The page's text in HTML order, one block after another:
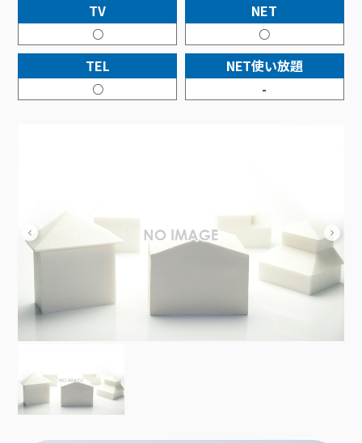
接続・設定⽅法
訪問サポート＆サポートパックサービス料⾦表
イベントカレンダー
講座のご案内
機器⼀覧
ポテトホーム防犯カメラ
オプションサービス
インターネットギガシェアプラン
オプションサービス
auスマートバリュー
auまとめトーク
料⾦プラン
機種⼀覧
オプションサービス
でんきトップ
ポラリンでんき×ポテト
ポテトでんき
暮らしを快適にするサービス
暮らしを快適にするサービストップ
ポテトライフメール
TV
○
NET
○
TEL
○
NET使い放題
-